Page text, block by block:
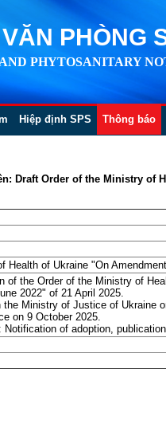
VĂN PHÒNG
PHYTOSANITARY
Hiệp định SPS Thông báo
Draft Order of the Ministry of
Health of Ukraine "On
of the Order of the Ministry of
2022" of 21 April 2025.
the Ministry of Justice of Ukraine
on 9 October 2025.
of adoption,